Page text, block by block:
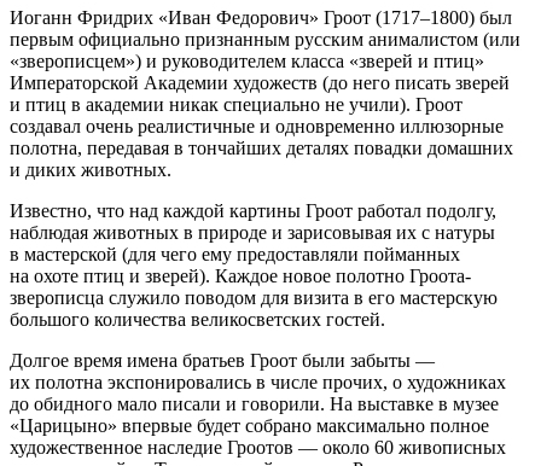
Иоганн Фридрих «Иван Федорович» Гроот (1717–1800) был
первым официально признанным русским анималистом (или
«зверописцем») и руководителем класса «зверей и птиц»
Императорской Академии художеств (до него писать зверей
и птиц в академии никак специально не учили). Гроот
создавал очень реалистичные и одновременно иллюзорные
полотна, передавая в тончайших деталях повадки домашних
и диких животных.
Известно, что над каждой картины Гроот работал подолгу,
наблюдая животных в природе и зарисовывая их с натуры
в мастерской (для чего ему предоставляли пойманных
на охоте птиц и зверей). Каждое новое полотно Гроота-
зверописца служило поводом для визита в его мастерскую
большого количества великосветских гостей.
Долгое время имена братьев Гроот были забыты —
их полотна экспонировались в числе прочих, о художниках
до обидного мало писали и говорили. На выставке в музее
«Царицыно» впервые будет собрано максимально полное
художественное наследие Гроотов — около 60 живописных